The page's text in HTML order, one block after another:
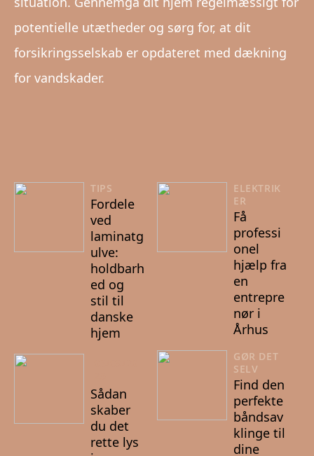
potentielle utætheder og sørg for, at dit
forsikringsselskab er opdateret med dækning
for vandskader.
TIPS
Fordele
ved
laminatg
ulve:
holdbarh
ed og
stil til
danske
hjem
Sådan
skaber
du det
rette lys
ELEKTRIK
ER
Få
professi
onel
hjælp fra
en
entrepre
nør i
Århus
GØR DET
SELV
Find den
perfekte
båndsav
klinge til
dine